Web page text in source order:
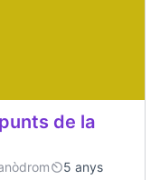
de la
5 anys